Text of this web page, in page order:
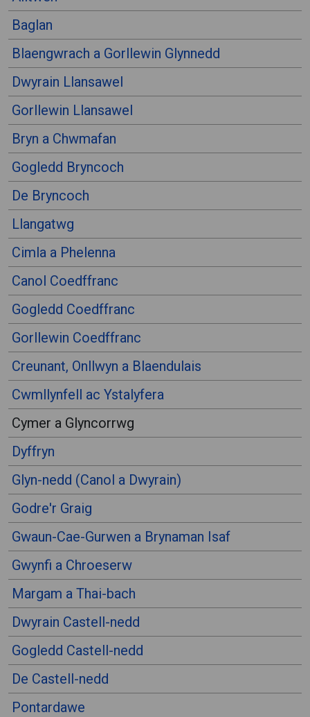
Baglan
Blaengwrach a Gorllewin Glynnedd
Dwyrain Llansawel
Gorllewin Llansawel
Bryn a Chwmafan
Gogledd Bryncoch
De Bryncoch
Llangatwg
Cimla a Phelenna
Canol Coedffranc
Gogledd Coedffranc
Gorllewin Coedffranc
Creunant, Onllwyn a Blaendulais
Cwmllynfell ac Ystalyfera
Cymer a Glyncorrwg
Dyffryn
Glyn-nedd (Canol a Dwyrain)
Godre'r Graig
Gwaun-Cae-Gurwen a Brynaman Isaf
Gwynfi a Chroeserw
Margam a Thai-bach
Dwyrain Castell-nedd
Gogledd Castell-nedd
De Castell-nedd
Pontardawe